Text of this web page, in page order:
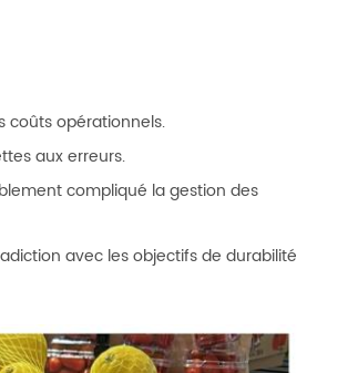
coûts opérationnels.
aux erreurs.
compliqué la gestion des
avec les objectifs de durabilité